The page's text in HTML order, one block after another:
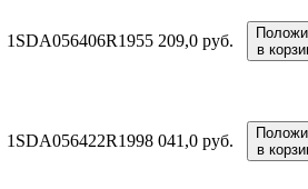
1SDA056406R1955 209,0 руб.
в
1SDA056422R1998 041,0 руб.
в